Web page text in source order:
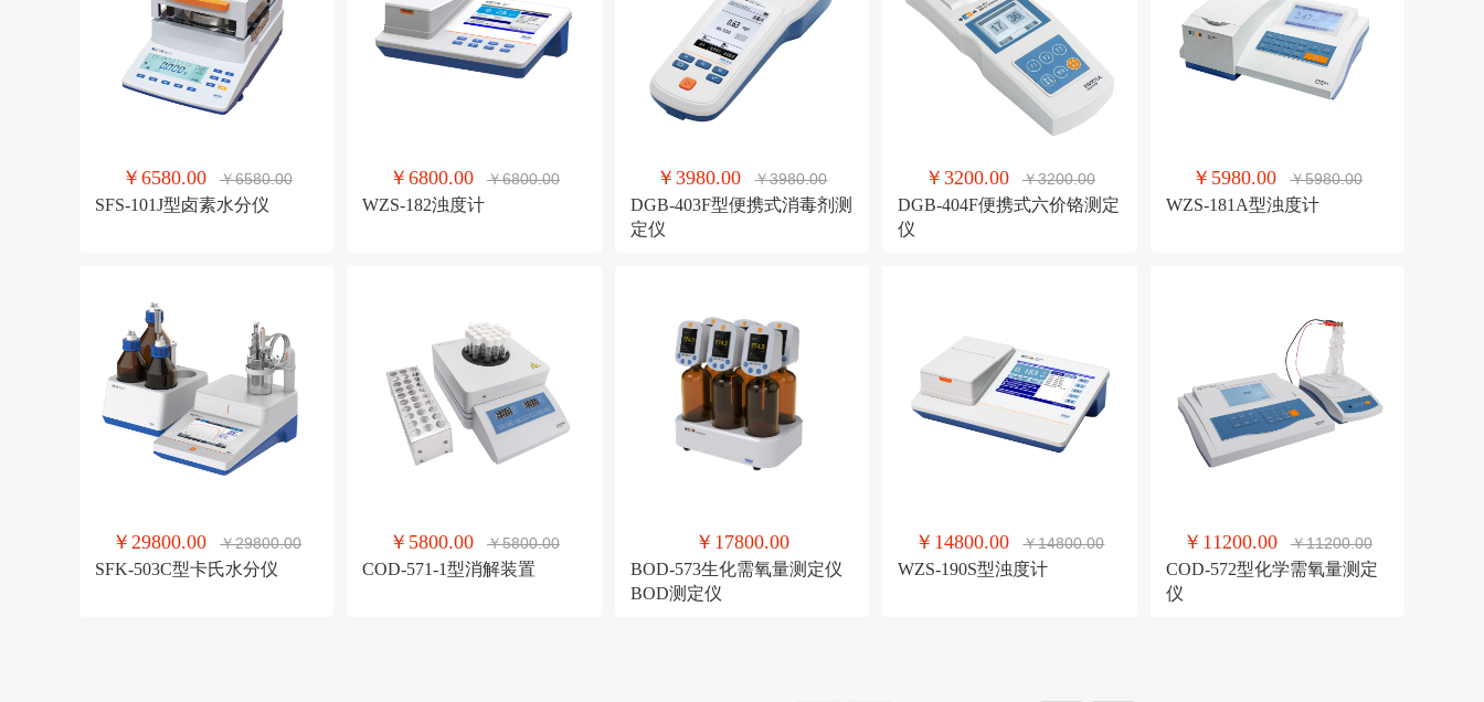
￥6580.00 ￥6580.00
SFS-101J型卤素水分仪
￥6800.00 ￥6800.00
WZS-182浊度计
￥3980.00 ￥3980.00
DGB-403F型便携式消毒剂测
定仪
￥3200.00 ￥3200.00
DGB-404F便携式六价铬测定
仪
￥5980.00 ￥5980.00
WZS-181A型浊度计
￥29800.00 ￥29800.00
SFK-503C型卡氏水分仪
￥5800.00 ￥5800.00
COD-571-1型消解装置
￥17800.00
BOD-573生化需氧量测定仪
BOD测定仪
￥14800.00 ￥14800.00
WZS-190S型浊度计
￥11200.00 ￥11200.00
COD-572型化学需氧量测定
仪